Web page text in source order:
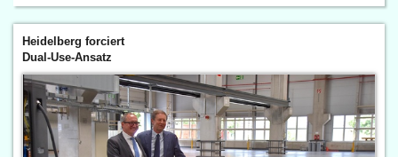
Heidelberg forciert
Dual-Use-Ansatz